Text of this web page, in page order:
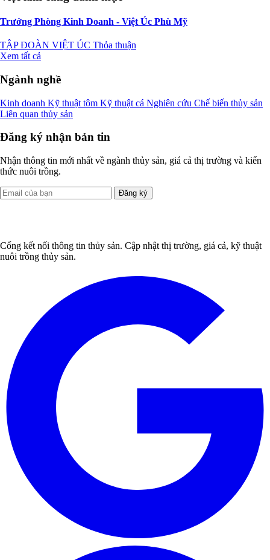
Trưởng Phòng Kinh Doanh - Việt Úc Phù Mỹ
TẬP ĐOÀN VIỆT ÚC Thỏa thuận
Xem tất cả
Ngành nghề
Kinh doanh Kỹ thuật tôm Kỹ thuật cá Nghiên cứu Chế biến thủy sản
Liên quan thủy sản
Đăng ký nhận bản tin
Nhận thông tin mới nhất về ngành thủy sản, giá cả thị trường và kiến
thức nuôi trồng.
Đăng ký
Cổng kết nối thông tin thủy sản. Cập nhật thị trường, giá cả, kỹ thuật
nuôi trồng thủy sản.